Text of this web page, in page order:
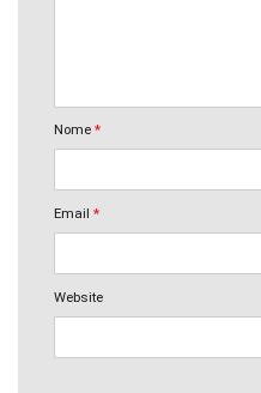
Nome *
Email *
Website